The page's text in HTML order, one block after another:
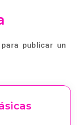
para publicar un